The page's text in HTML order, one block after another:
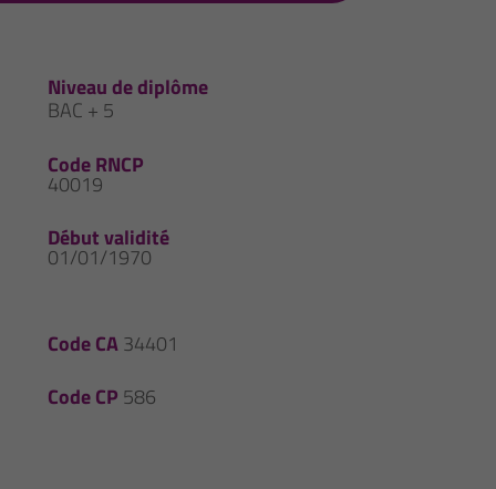
Niveau de diplôme
BAC + 5
Code RNCP
40019
Début validité
01/01/1970
Code CA34401
Code CP 586